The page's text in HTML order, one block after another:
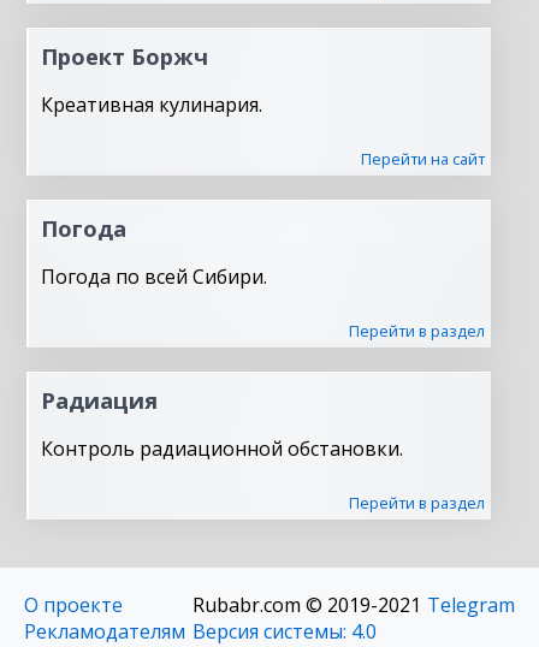
Проект Боржч
Креативная кулинария.
Перейти на сайт
Погода
Погода по всей Сибири.
Перейти в раздел
Радиация
Контроль радиационной обстановки.
Перейти в раздел
О проекте
Рекламодателям
Rubabr.com © 2019-2021
Версия системы: 4.0
Telegram